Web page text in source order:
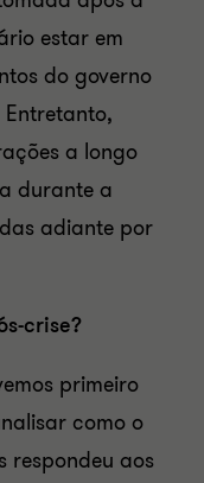
estar em
do governo
a longo
durante a
adiante por
crise?
primeiro
como o
respondeu aos